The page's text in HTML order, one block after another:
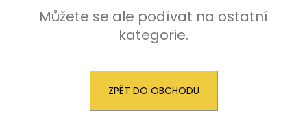
Můžete se ale podívat na ostatní
kategorie.
ZPĚT DO OBCHODU